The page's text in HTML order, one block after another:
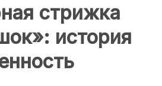
стрижка
история